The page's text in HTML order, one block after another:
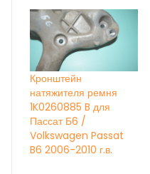
Кронштейн
натяжителя ремня
1K0260885 B для
Пассат Б6 /
Volkswagen Passat
B6 2006-2010 г.в.